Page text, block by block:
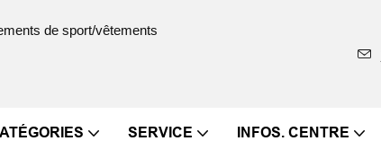
de sport/vêtements
SERVICE INFOS. CENTRE